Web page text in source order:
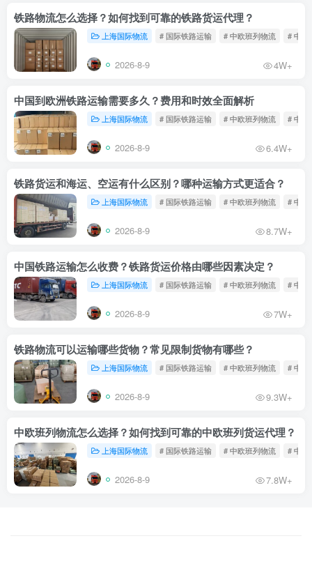
铁路物流怎么选择？如何找到可靠的铁路货运代理？
上海国际物流 # 国际铁路运输 # 中欧班列物流 # 中欧
2026-8-9 4W+
中国到欧洲铁路运输需要多久？费用和时效全面解析
上海国际物流 # 国际铁路运输 # 中欧班列物流 # 中欧
2026-8-9 6.4W+
铁路货运和海运、空运有什么区别？哪种运输方式更适合？
上海国际物流 # 国际铁路运输 # 中欧班列物流 # 中欧
2026-8-9 8.7W+
中国铁路运输怎么收费？铁路货运价格由哪些因素决定？
上海国际物流 # 国际铁路运输 # 中欧班列物流 # 中欧
2026-8-9 7W+
铁路物流可以运输哪些货物？常见限制货物有哪些？
上海国际物流 # 国际铁路运输 # 中欧班列物流 # 中欧
2026-8-9 9.3W+
中欧班列物流怎么选择？如何找到可靠的中欧班列货运代理？
上海国际物流 # 国际铁路运输 # 中欧班列物流 # 中欧
2026-8-9 7.8W+